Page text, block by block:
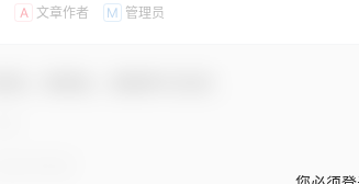
A 文章作者 M 管理员